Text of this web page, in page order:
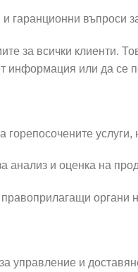
за всички клиенти.
или да се
и оценка на
управление и